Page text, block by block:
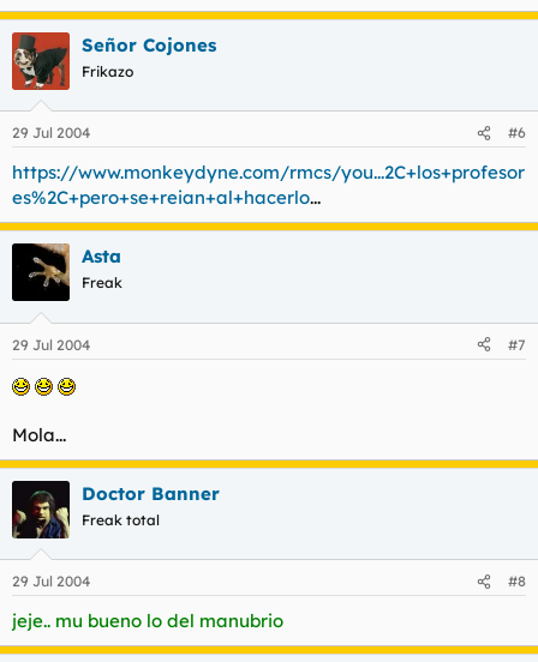
Señor Cojones
Frikazo
29 Jul 2004 #6
https://www.monkeydyne.com/rmcs/you...2C+los+profesor
es%2C+pero+se+reian+al+hacerlo...
Asta
Freak
29 Jul 2004 #7
Mola...
Doctor Banner
Freak total
29 Jul 2004 #8
jeje.. mu bueno lo del manubrio